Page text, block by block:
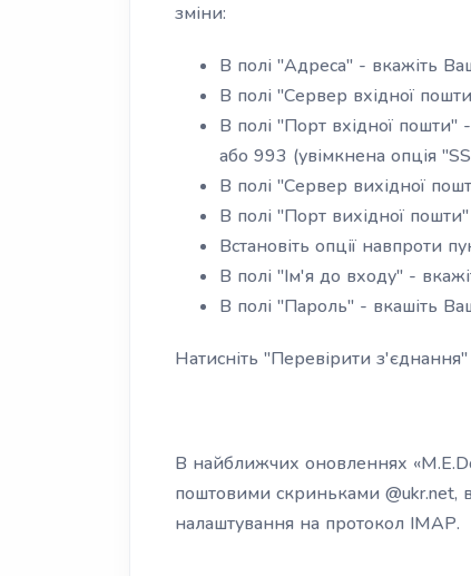
зміни:
В полі "Адреса" - вкажіть
В полі "Сервер вхідної
В полі "Порт вхідної
або 993 (увімкнена опція
В полі "Сервер вихідної
В полі "Порт вихідної
Встановіть опції навпроти
В полі "Ім'я до входу" -
В полі "Пароль" - вкашіть
Натисніть "Перевірити з'єднання"
В найближчих оновленнях
поштовими скриньками @ukr.net,
налаштування на протокол ІМАР.